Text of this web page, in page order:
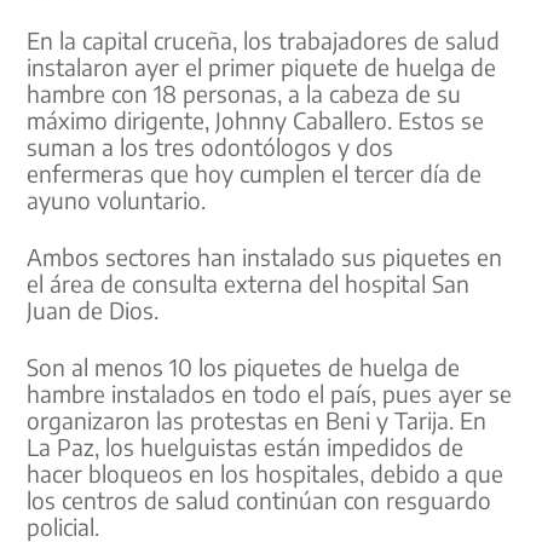
En la capital cruceña, los trabajadores de salud
instalaron ayer el primer piquete de huelga de
hambre con 18 personas, a la cabeza de su
máximo dirigente, Johnny Caballero. Estos se
suman a los tres odontólogos y dos
enfermeras que hoy cumplen el tercer día de
ayuno voluntario.
Ambos sectores han instalado sus piquetes en
el área de consulta externa del hospital San
Juan de Dios.
Son al menos 10 los piquetes de huelga de
hambre instalados en todo el país, pues ayer se
organizaron las protestas en Beni y Tarija. En
La Paz, los huelguistas están impedidos de
hacer bloqueos en los hospitales, debido a que
los centros de salud continúan con resguardo
policial.